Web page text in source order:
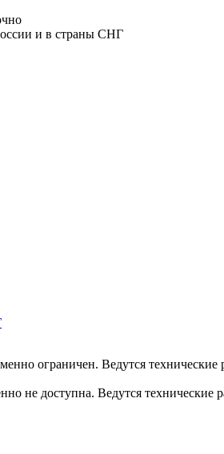
и в страны СНГ
ограничен. Ведутся
не доступна. Ведутся